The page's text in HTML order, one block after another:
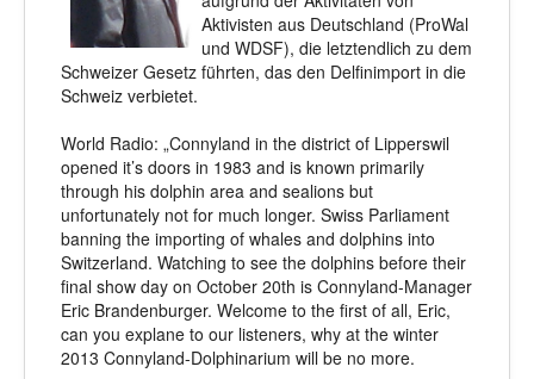
Aktivisten aus Deutschland (ProWal
und WDSF), die letztendlich zu dem
Schweizer Gesetz führten, das den Delfinimport in die
Schweiz verbietet.
World Radio: „Connyland in the district of Lipperswil
opened it’s doors in 1983 and is known primarily
through his dolphin area and sealions but
unfortunately not for much longer. Swiss Parliament
banning the importing of whales and dolphins into
Switzerland. Watching to see the dolphins before their
final show day on October 20th is Connyland-Manager
Eric Brandenburger. Welcome to the first of all, Eric,
can you explane to our listeners, why at the winter
2013 Connyland-Dolphinarium will be no more.